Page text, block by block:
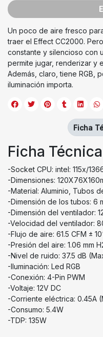
Un poco de aire fresco
traer el Effect CC2000.
constante y silencioso con
permite jugar, renderizar y
Además, claro, tiene RGB,
iluminación importa.
Ficha Técnica
-Socket CPU: intel: 115x/
-Dimensiones:
-Material: Aluminio, Tubos
-Dimensión de los tubos: 6
-Dimensión del ventilador:
-Velocidad del ventilador:
-Flujo de aire: 61.5 CFM ±
-Presión del aire: 1.06 mm
-Nivel de ruido: 37.5 dB
-Iluminación: Led RGB
-Conexión: 4-Pin PWM
-Voltaje: 12V DC
-Corriente eléctrica: 0.45A
-Consumo: 5.4W
-TDP: 135W
Ficha